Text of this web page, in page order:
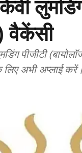
वैकेंसी
पीजीटी
अभी अप्लाई